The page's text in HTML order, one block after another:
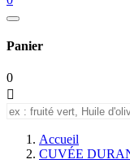
Panier
0

Accueil
CUVÉE